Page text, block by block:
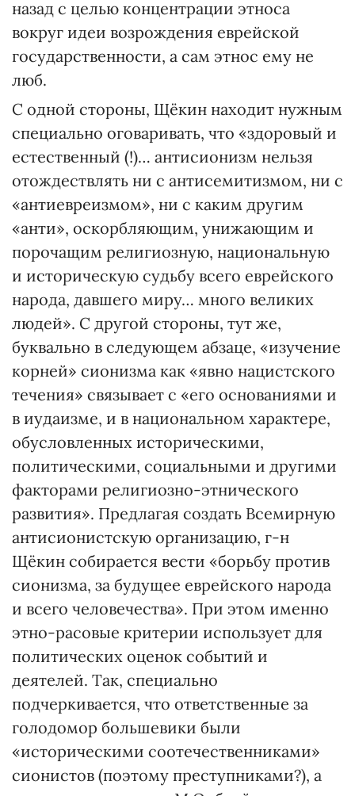
назад с целью концентрации этноса
вокруг идеи возрождения еврейской
государственности, а сам этнос ему не
люб.
С одной стороны, Щёкин находит нужным
специально оговаривать, что «здоровый и
естественный (!)… антисионизм нельзя
отождествлять ни с антисемитизмом, ни с
«антиевреизмом», ни с каким другим
«анти», оскорбляющим, унижающим и
порочащим религиозную, национальную
и историческую судьбу всего еврейского
народа, давшего миру… много великих
людей». С другой стороны, тут же,
буквально в следующем абзаце, «изучение
корней» сионизма как «явно нацистского
течения» связывает с «его основаниями и
в иудаизме, и в национальном характере,
обусловленных историческими,
политическими, социальными и другими
факторами религиозно-этнического
развития». Предлагая создать Всемирную
антисионистскую организацию, г-н
Щёкин собирается вести «борьбу против
сионизма, за будущее еврейского народа
и всего человечества». При этом именно
этно-расовые критерии использует для
политических оценок событий и
деятелей. Так, специально
подчеркивается, что ответственные за
голодомор большевики были
«историческими соотечественниками»
сионистов (поэтому преступниками?), а